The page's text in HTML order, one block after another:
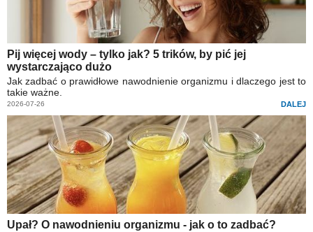
Pij więcej wody – tylko jak? 5 trików, by pić jej
wystarczająco dużo
Jak zadbać o prawidłowe nawodnienie organizmu i dlaczego jest to
takie ważne.
2026-07-26 DALEJ
Upał? O nawodnieniu organizmu - jak o to zadbać?